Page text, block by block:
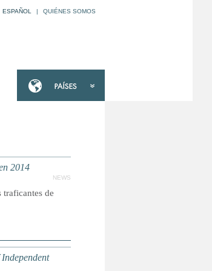
ESPAÑOL | QUIÉNES SOMOS
2014
NEWS
traficantes de